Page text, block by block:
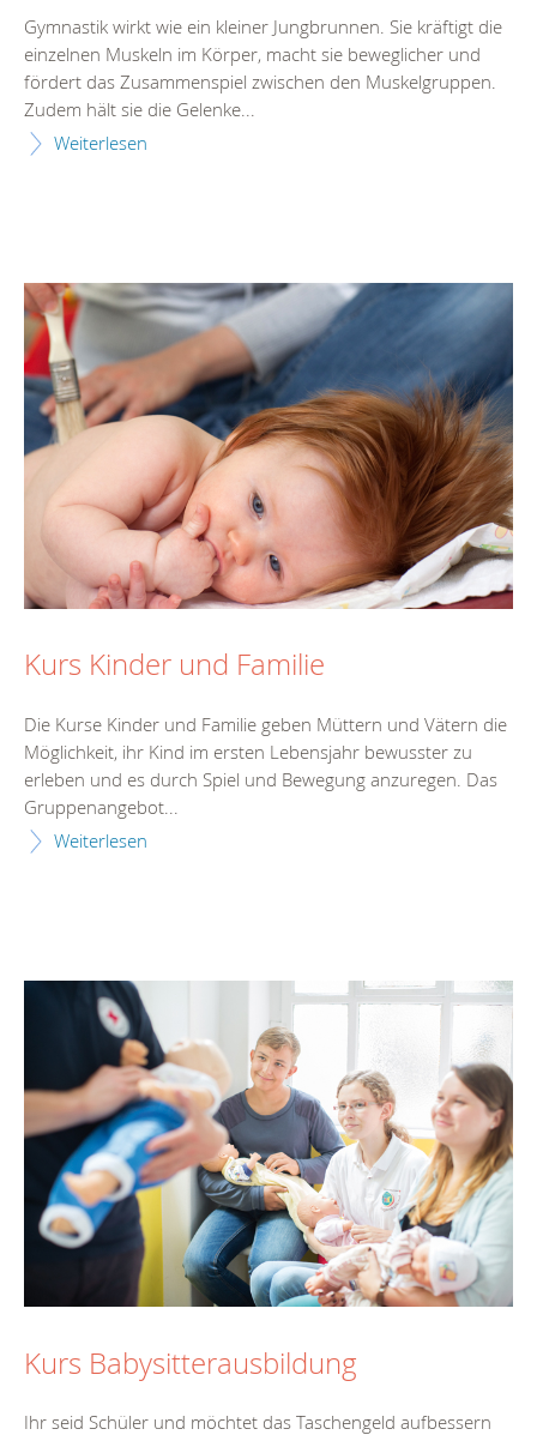
Gymnastik wirkt wie ein kleiner Jungbrunnen. Sie kräftigt die
einzelnen Muskeln im Körper, macht sie beweglicher und
fördert das Zusammenspiel zwischen den Muskelgruppen.
Zudem hält sie die Gelenke...
Weiterlesen
Kurs Kinder und Familie
Die Kurse Kinder und Familie geben Müttern und Vätern die
Möglichkeit, ihr Kind im ersten Lebensjahr bewusster zu
erleben und es durch Spiel und Bewegung anzuregen. Das
Gruppenangebot...
Weiterlesen
Kurs Babysitterausbildung
Ihr seid Schüler und möchtet das Taschengeld aufbessern